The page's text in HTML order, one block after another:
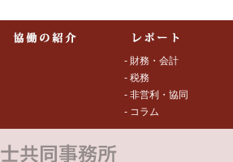
- 財務・会計
- 税務
- 非営利・協同
- コラム